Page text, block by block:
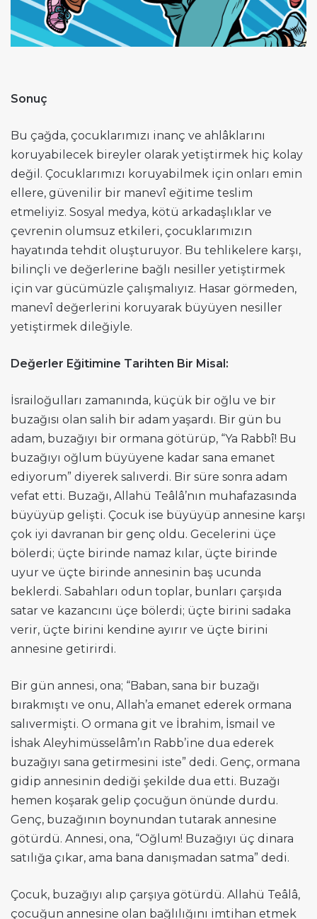
Sonuç
Bu çağda, çocuklarımızı inanç ve ahlâklarını
koruyabilecek bireyler olarak yetiştirmek hiç kolay
değil. Çocuklarımızı koruyabilmek için onları emin
ellere, güvenilir bir manevî eğitime teslim
etmeliyiz. Sosyal medya, kötü arkadaşlıklar ve
çevrenin olumsuz etkileri, çocuklarımızın
hayatında tehdit oluşturuyor. Bu tehlikelere karşı,
bilinçli ve değerlerine bağlı nesiller yetiştirmek
için var gücümüzle çalışmalıyız. Hasar görmeden,
manevî değerlerini koruyarak büyüyen nesiller
yetiştirmek dileğiyle.
Değerler Eğitimine Tarihten Bir Misal:
İsrailoğulları zamanında, küçük bir oğlu ve bir
buzağısı olan salih bir adam yaşardı. Bir gün bu
adam, buzağıyı bir ormana götürüp, “Ya Rabbî! Bu
buzağıyı oğlum büyüyene kadar sana emanet
ediyorum” diyerek salıverdi. Bir süre sonra adam
vefat etti. Buzağı, Allahü Teâlâ’nın muhafazasında
büyüyüp gelişti. Çocuk ise büyüyüp annesine karşı
çok iyi davranan bir genç oldu. Gecelerini üçe
bölerdi; üçte birinde namaz kılar, üçte birinde
uyur ve üçte birinde annesinin baş ucunda
beklerdi. Sabahları odun toplar, bunları çarşıda
satar ve kazancını üçe bölerdi; üçte birini sadaka
verir, üçte birini kendine ayırır ve üçte birini
annesine getirirdi.
Bir gün annesi, ona; “Baban, sana bir buzağı
bırakmıştı ve onu, Allah’a emanet ederek ormana
salıvermişti. O ormana git ve İbrahim, İsmail ve
İshak Aleyhimüsselâm’ın Rabb’ine dua ederek
buzağıyı sana getirmesini iste” dedi. Genç, ormana
gidip annesinin dediği şekilde dua etti. Buzağı
hemen koşarak gelip çocuğun önünde durdu.
Genç, buzağının boynundan tutarak annesine
götürdü. Annesi, ona, “Oğlum! Buzağıyı üç dinara
satılığa çıkar, ama bana danışmadan satma” dedi.
Çocuk, buzağıyı alıp çarşıya götürdü. Allahü Teâlâ,
çocuğun annesine olan bağlılığını imtihan etmek